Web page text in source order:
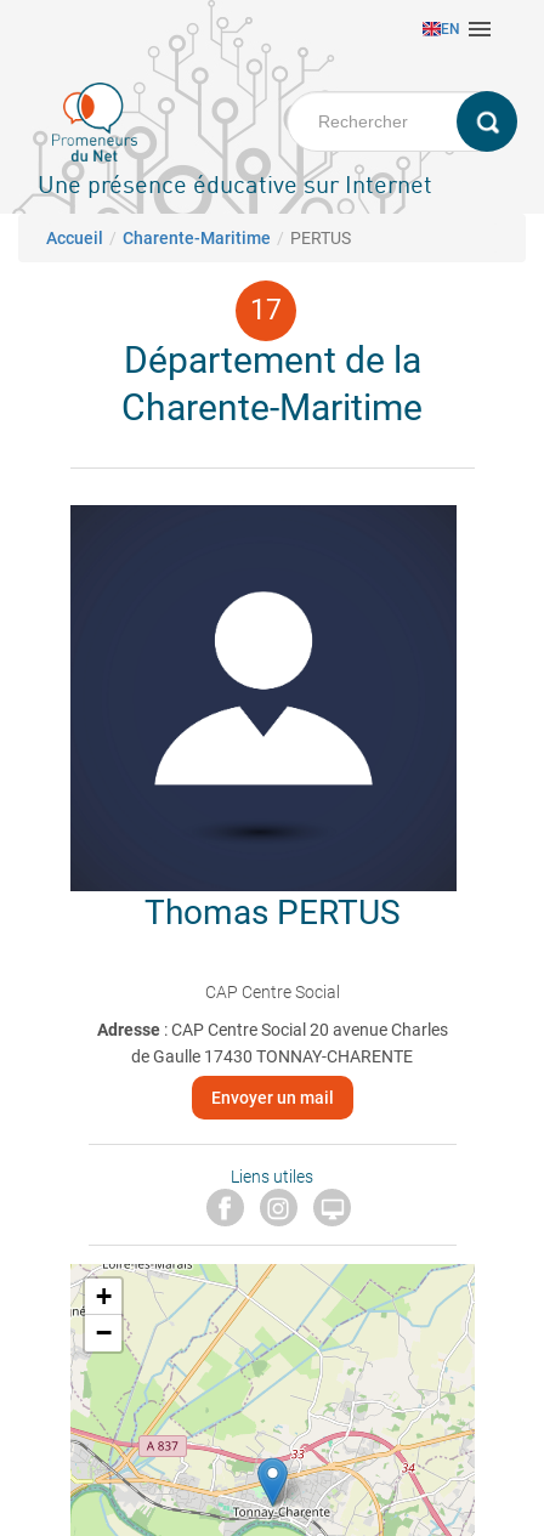
principal
EN 
Une présence éducative sur Internet
Fil d'Ariane
Accueil Charente-Maritime PERTUS
Département de la
Charente-Maritime
Thomas PERTUS
CAP Centre Social
Adresse : CAP Centre Social 20 avenue Charles
de Gaulle 17430 TONNAY-CHARENTE
Envoyer un mail
Liens utiles

+
−